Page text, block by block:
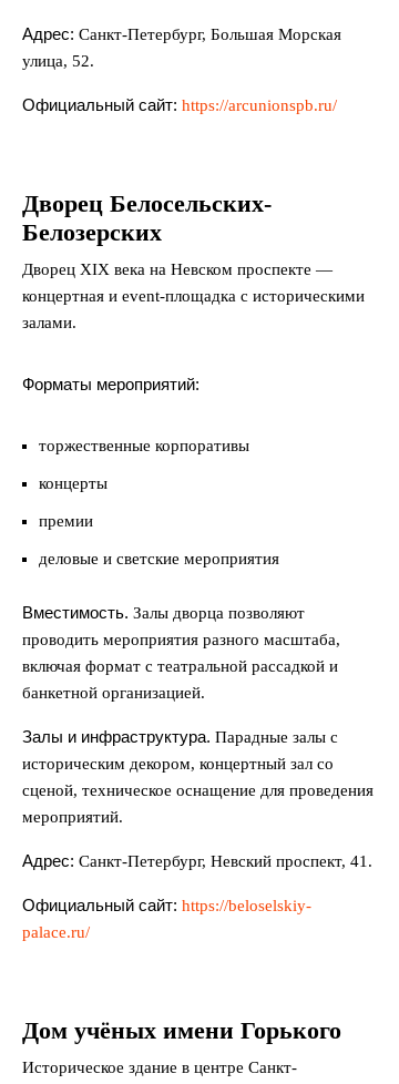
Адрес: Санкт-Петербург, Большая Морская
улица, 52.
Официальный сайт: https://arcunionspb.ru/
Дворец Белосельских-
Белозерских
Дворец XIX века на Невском проспекте —
концертная и event-площадка с историческими
залами.
Форматы мероприятий:
торжественные корпоративы
концерты
премии
деловые и светские мероприятия
Вместимость. Залы дворца позволяют
проводить мероприятия разного масштаба,
включая формат с театральной рассадкой и
банкетной организацией.
Залы и инфраструктура. Парадные залы с
историческим декором, концертный зал со
сценой, техническое оснащение для проведения
мероприятий.
Адрес: Санкт-Петербург, Невский проспект, 41.
Официальный сайт: https://beloselskiy-
palace.ru/
Дом учёных имени Горького
Историческое здание в центре Санкт-